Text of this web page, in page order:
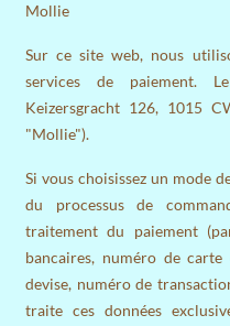
Mollie
Sur ce site web, nous
services de paiement.
Keizersgracht 126, 1015
"Mollie").
Si vous choisissez un mode
du processus de
traitement du paiement
bancaires, numéro de
devise, numéro de
traite ces données